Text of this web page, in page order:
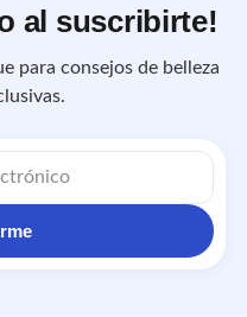
al suscribirte!
para consejos de belleza